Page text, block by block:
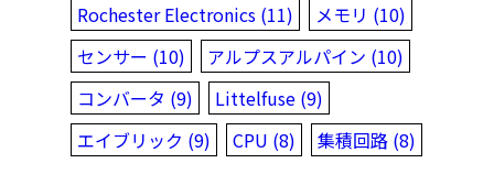
Rochester Electronics (11)
メモリ (10)
センサー (10)
アルプスアルパイン (10)
コンバータ (9)
Littelfuse (9)
エイブリック (9)
CPU (8) 集積回路 (8)